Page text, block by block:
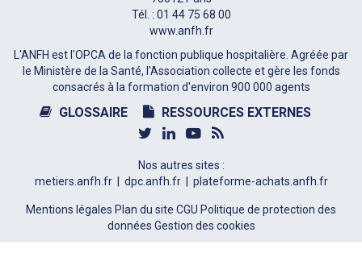
Tél. : 01 44 75 68 00
www.anfh.fr
L'ANFH est l'OPCA de la fonction publique hospitalière. Agréée par
le Ministère de la Santé, l'Association collecte et gère les fonds
consacrés à la formation d'environ 900 000 agents
GLOSSAIRE RESSOURCES EXTERNES
Nos autres sites :
metiers.anfh.fr
dpc.anfh.fr plateforme-achats.anfh.fr
Mentions légales Plan du site CGU Politique de protection des
données Gestion des cookies